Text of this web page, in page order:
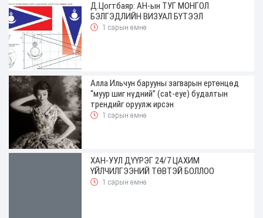
Д.Цогтбаяр: АН-ын ТУГ МОНГОЛ
БЭЛГЭДЛИЙН ВИЗУАЛ БҮТЭЭЛ
1 сарын өмнө
Алла Ильчун барууны загварын ертөнцөд
“муур шиг нүдний” (cat-eye) будалтын
трендийг оруулж ирсэн
1 сарын өмнө
ХАН-УУЛ ДҮҮРЭГ 24/7 ЦАХИМ
ҮЙЛЧИЛГЭЭНИЙ ТӨВТЭЙ БОЛЛОО
1 сарын өмнө